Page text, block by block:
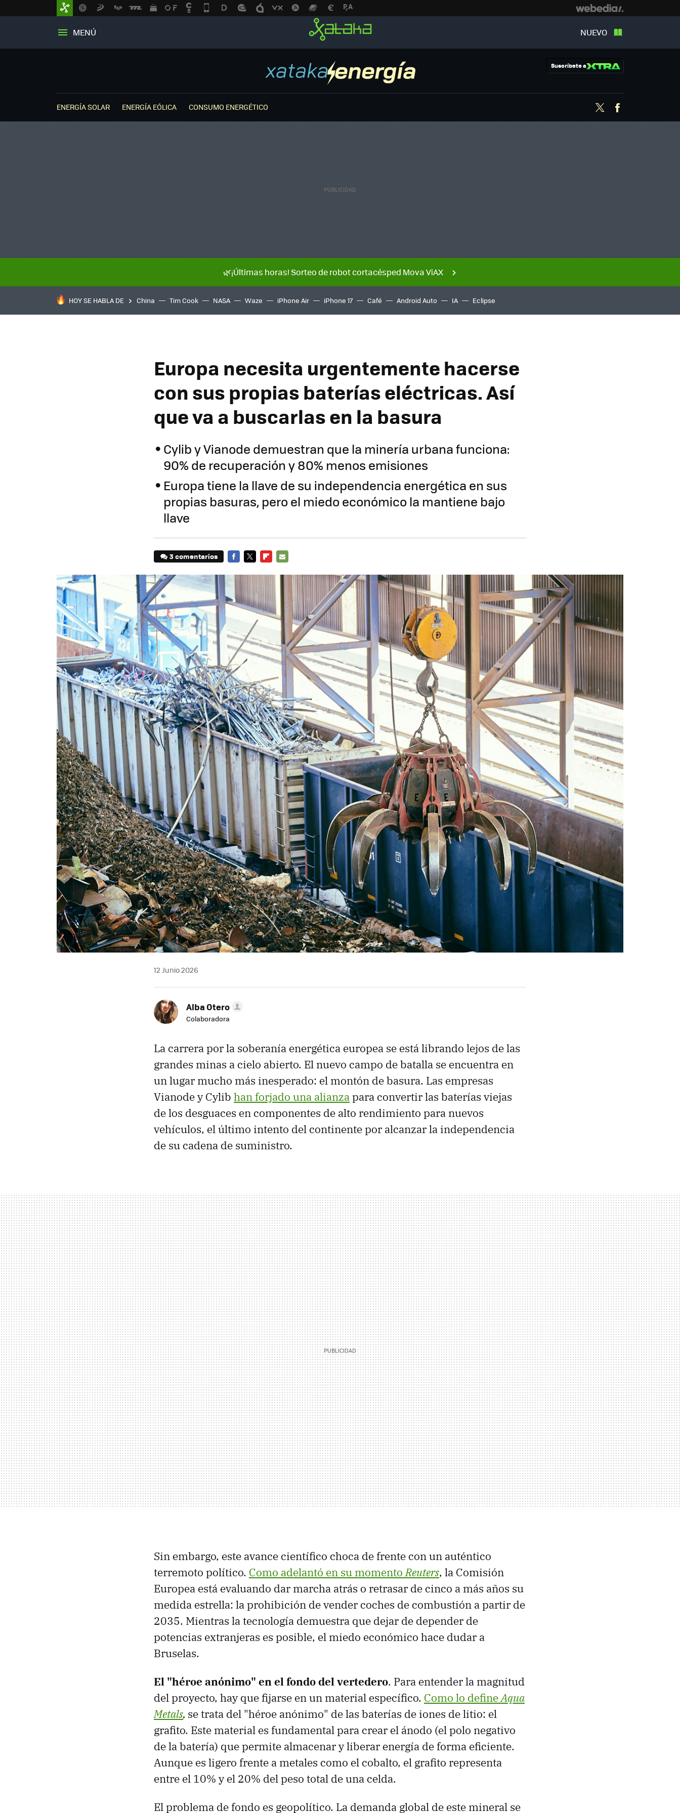
MENÚ NUEVO
Suscríbete a
ENERGÍA SOLAR ENERGÍA EÓLICA CONSUMO ENERGÉTICO Twitter
🌿¡Últimas horas! Sorteo de robot cortacésped Mova ViAX
HOY SE HABLA DE China Tim Cook NASA Waze iPhone Air iPhone 17 Café Android Auto IA Eclipse
Europa necesita urgentemente hacerse
con sus propias baterías eléctricas. Así
que va a buscarlas en la basura
Cylib y Vianode demuestran que la minería urbana funciona:
90% de recuperación y 80% menos emisiones
Europa tiene la llave de su independencia energética en sus
propias basuras, pero el miedo económico la mantiene bajo
llave
3 comentarios
12 Junio 2026
Alba Otero
Colaboradora
La carrera por la soberanía energética europea se está librando lejos de las
grandes minas a cielo abierto. El nuevo campo de batalla se encuentra en
un lugar mucho más inesperado: el montón de basura. Las empresas
Vianode y Cylib han forjado una alianzapara convertir las baterías viejas
de los desguaces en componentes de alto rendimiento para nuevos
vehículos, el último intento del continente por alcanzar la independencia
de su cadena de suministro.
Sin embargo, este avance científico choca de frente con un auténtico
terremoto político. Como adelantó en su momentoReuters, la Comisión
Europea está evaluando dar marcha atrás o retrasar de cinco a más años su
medida estrella: la prohibición de vender coches de combustión a partir de
2035. Mientras la tecnología demuestra que dejar de depender de
potencias extranjeras es posible, el miedo económico hace dudar a
Bruselas.
El "héroe anónimo" en el fondo del vertedero. Para entender la magnitud
del proyecto, hay que fijarse en un material específico. Como lo defineAqua
Metals, se trata del "héroe anónimo" de las baterías de iones de litio: el
grafito. Este material es fundamental para crear el ánodo (el polo negativo
de la batería) que permite almacenar y liberar energía de forma eficiente.
Aunque es ligero frente a metales como el cobalto, el grafito representa
entre el 10% y el 20% del peso total de una celda.
El problema de fondo es geopolítico. La demanda global de este mineral se